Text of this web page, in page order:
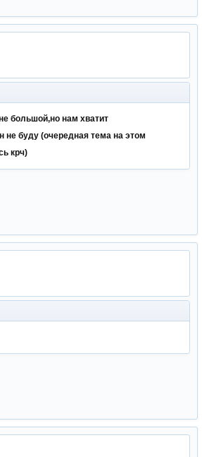
большой,но нам хватит
не буду (очередная тема на этом
крч)